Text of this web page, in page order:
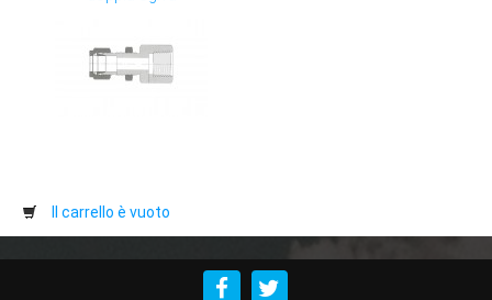
Il carrello è vuoto